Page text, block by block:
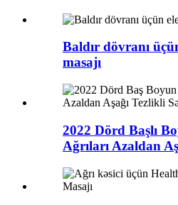
Baldır dövranı
masajı
2022 Dörd Başlı
Ağrıları Azaldan